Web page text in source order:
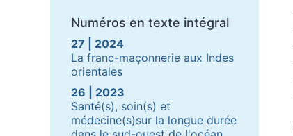
Numéros en texte intégral
27 | 2024
La franc-maçonnerie aux Indes
orientales
26 | 2023
Santé(s), soin(s) et
médecine(s)sur la longue durée